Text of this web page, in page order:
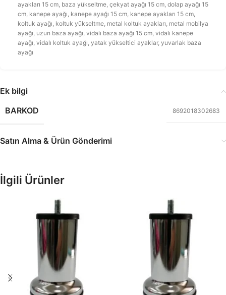
ayakları 15 cm, baza yükseltme, çekyat ayağı 15 cm, dolap ayağı 15
cm, kanepe ayağı, kanepe ayağı 15 cm, kanepe ayakları 15 cm,
koltuk ayağı, koltuk yükseltme, metal koltuk ayakları, metal mobilya
ayağı, uzun baza ayağı, vidalı baza ayağı 15 cm, vidalı kanepe
ayağı, vidalı koltuk ayağı, yatak yükseltici ayaklar, yuvarlak baza
ayağı
Ek bilgi
BARKOD
8692018302683
Satın Alma & Ürün Gönderimi
İlgili Ürünler